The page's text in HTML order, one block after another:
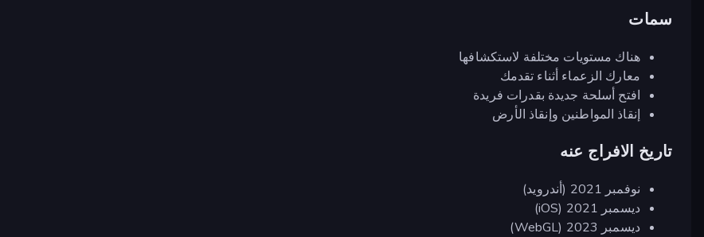
سمات
هناك مستويات مختلفة لاستكشافها
معارك الزعماء أثناء تقدمك
افتح أسلحة جديدة بقدرات فريدة
إنقاذ المواطنين وإنقاذ الأرض
تاريخ الافراج عنه
نوفمبر 2021 (أندرويد)
ديسمبر 2021 (iOS)
ديسمبر 2023 (WebGL)